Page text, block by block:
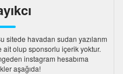
sitede havadan sudan yazılarım
ait olup sponsorlu içerik yoktur.
instagram hesabıma
aşağıda!